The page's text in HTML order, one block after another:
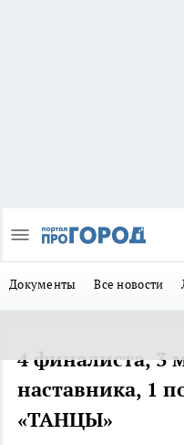
Документы Все новости
4 финалиста, 3
наставника, 1
«ТАНЦЫ»